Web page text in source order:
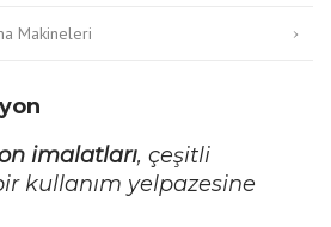
Makineleri
imalatları, çeşitli
kullanım yelpazesine